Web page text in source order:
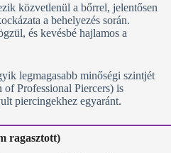
közvetlenül a bőrrel, jelentősen
a behelyezés során.
és kevésbé hajlamos a
legmagasabb minőségi szintjét
Professional Piercers) is
piercingekhez egyaránt.
ragasztott)